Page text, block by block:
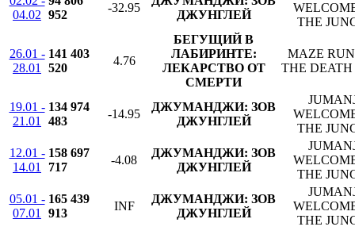
04.02 952
-32.95
ДЖУНГЛЕЙ
THE
26.01 -
28.01
141 403
520
4.76
БЕГУЩИЙ В
ЛАБИРИНТЕ:
ЛЕКАРСТВО ОТ
СМЕРТИ
MAZE
THE DEATH
19.01 -
21.01
134 974
483
-14.95
ДЖУМАНДЖИ: ЗОВ
ДЖУНГЛЕЙ
THE
12.01 -
14.01
158 697
717
-4.08
ДЖУМАНДЖИ: ЗОВ
ДЖУНГЛЕЙ
THE
05.01 -
07.01
165 439
913
INF
ДЖУМАНДЖИ: ЗОВ
ДЖУНГЛЕЙ
THE